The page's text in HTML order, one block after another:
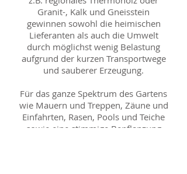
Granit-, Kalk und Gneisstein
gewinnen sowohl die heimischen
Lieferanten als auch die Umwelt
durch möglichst wenig Belastung
aufgrund der kurzen Transportwege
und sauberer Erzeugung.
Für das ganze Spektrum des Gartens
wie Mauern und Treppen, Zäune und
Einfahrten, Rasen, Pools und Teiche
sowie eine stimmige Bepflanzung